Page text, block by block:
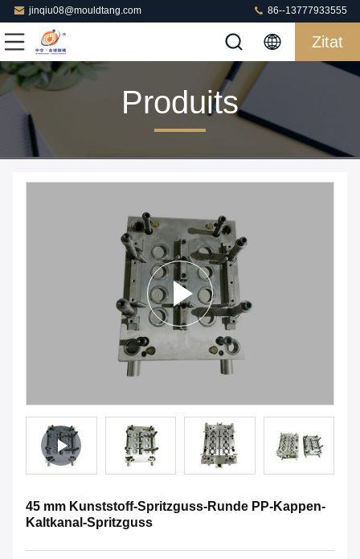
jinqiu08@mouldtang.com 86--13777933555
Zitat
Produits
45 mm Kunststoff-Spritzguss-Runde PP-Kappen-
Kaltkanal-Spritzguss